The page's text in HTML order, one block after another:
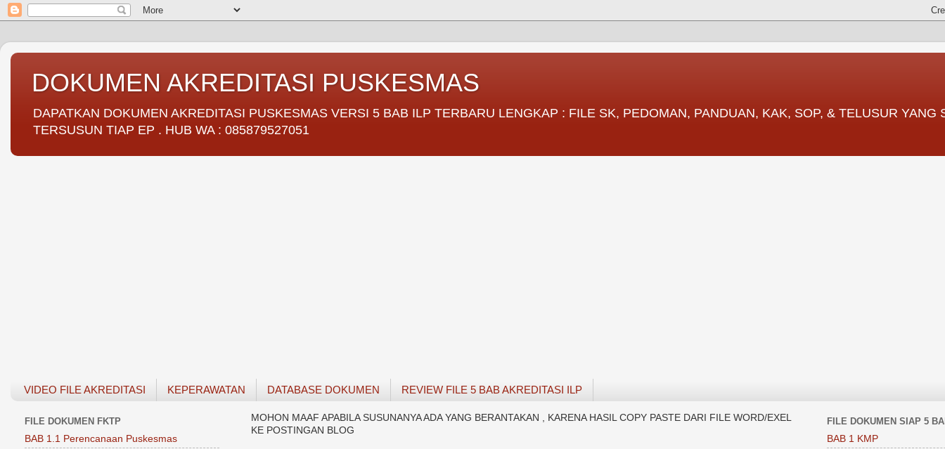
DOKUMEN AKREDITASI PUSKESMAS
DAPATKAN DOKUMEN AKREDITASI PUSKESMAS VERSI 5 BAB ILP TERBARU LENGKAP : FILE SK, PEDOMAN, PANDUAN, KAK, SOP, & TELUSUR YANG
TERSUSUN TIAP EP . HUB WA : 085879527051
VIDEO FILE AKREDITASI KEPERAWATAN DATABASE DOKUMEN REVIEW FILE 5 BAB AKREDITASI ILP
MOHON MAAF APABILA SUSUNANYA ADA YANG BERANTAKAN , KARENA HASIL COPY PASTE DARI FILE WORD/EXEL
KE POSTINGAN BLOG
FILE DOKUMEN FKTP
BAB 1.1 Perencanaan Puskesmas
FILE DOKUMEN SIAP 5
BAB 1 KMP